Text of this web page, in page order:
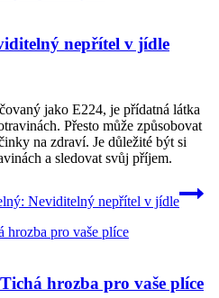
nepřítel v jídle
jako E224, je přídatná látka
Přesto může způsobovat
na zdraví. Je důležité být si
a sledovat svůj příjem.
Neviditelný nepřítel v jídle
hrozba pro vaše plíce